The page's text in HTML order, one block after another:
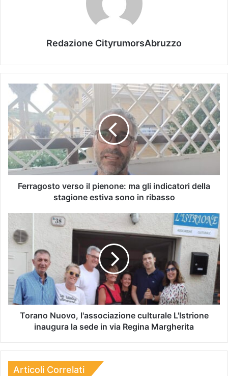
Redazione CityrumorsAbruzzo
Ferragosto verso il pienone: ma gli indicatori della
stagione estiva sono in ribasso
Torano Nuovo, l'associazione culturale L'Istrione
inaugura la sede in via Regina Margherita
Articoli Correlati